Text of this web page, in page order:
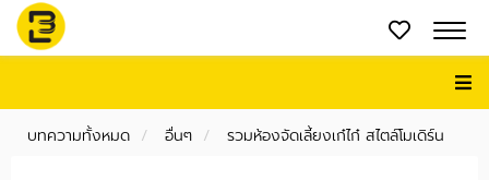
บทความทั้งหมด อื่นๆ รวมห้องจัดเลี้ยงเก๋ไก๋ สไตล์โมเดิร์น